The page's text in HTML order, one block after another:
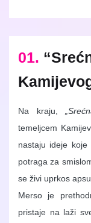
01.
Na kraju,
temeljcem
nastaju ideje
potraga za
se živi uprkos
Merso je
pristaje na laži